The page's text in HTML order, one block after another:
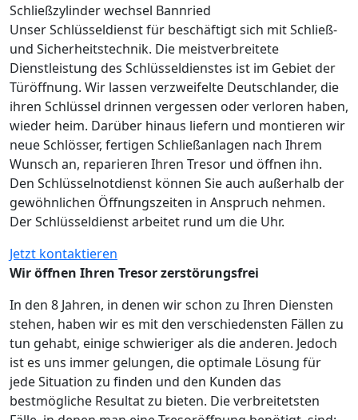
Schließzylinder wechsel Bannried
Unser Schlüsseldienst für beschäftigt sich mit Schließ-
und Sicherheitstechnik. Die meistverbreitete
Dienstleistung des Schlüsseldienstes ist im Gebiet der
Türöffnung. Wir lassen verzweifelte Deutschlander, die
ihren Schlüssel drinnen vergessen oder verloren haben,
wieder heim. Darüber hinaus liefern und montieren wir
neue Schlösser, fertigen Schließanlagen nach Ihrem
Wunsch an, reparieren Ihren Tresor und öffnen ihn.
Den Schlüsselnotdienst können Sie auch außerhalb der
gewöhnlichen Öffnungszeiten in Anspruch nehmen.
Der Schlüsseldienst arbeitet rund um die Uhr.
Jetzt kontaktieren
Wir öffnen Ihren Tresor zerstörungsfrei
In den 8 Jahren, in denen wir schon zu Ihren Diensten
stehen, haben wir es mit den verschiedensten Fällen zu
tun gehabt, einige schwieriger als die anderen. Jedoch
ist es uns immer gelungen, die optimale Lösung für
jede Situation zu finden und den Kunden das
bestmögliche Resultat zu bieten. Die verbreitetsten